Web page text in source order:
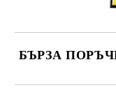
БЪРЗА